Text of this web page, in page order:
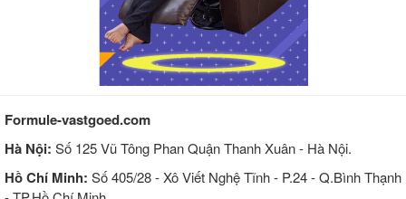
Formule-vastgoed.com
Hà Nội: Số 125 Vũ Tông Phan Quận Thanh Xuân - Hà Nội.
Hồ Chí Minh: Số 405/28 - Xô Viết Nghệ Tĩnh - P.24 - Q.Bình Thạnh